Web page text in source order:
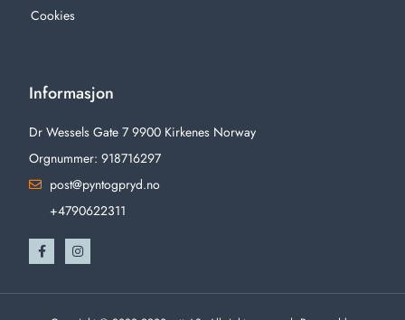
Cookies
Informasjon
Dr Wessels Gate 7 9900 Kirkenes Norway
Orgnummer: 918716297
post@pyntogpryd.no
+4790622311